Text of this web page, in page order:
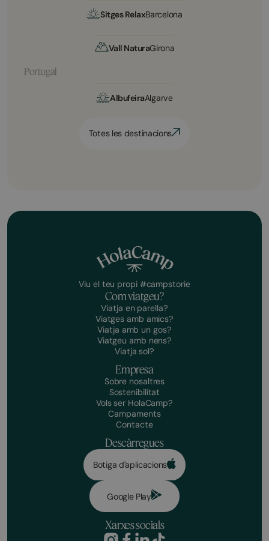
Sitges RelaxBarcelona
Vall NaturaGirona
Portugal
AlbufeiraAlgarve
Totes les destinacions
Viu el teu propi #campstorie
Com viatgeu?
Viatja en parella?
Viatges amb amics?
Viatja amb un gos?
Viatgeu amb nens?
Viatja sol?
Empresa
Sobre nosaltres
Sostenibilitat
Vols ser HolaCamp?
Campaments
Contacte
Descàrregues
Botiga d'aplicacions
Google Play
Xarxes socials